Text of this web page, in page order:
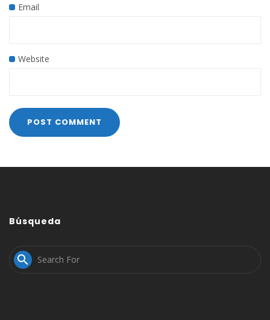
Email
Website
Búsqueda
